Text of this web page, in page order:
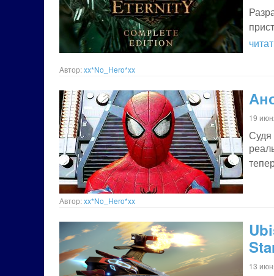
Автор:xx*No_Hero*xx
19
Автор:xx*No_Hero*xx
13